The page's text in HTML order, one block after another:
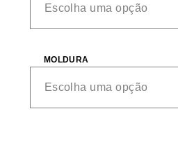
MOLDURA